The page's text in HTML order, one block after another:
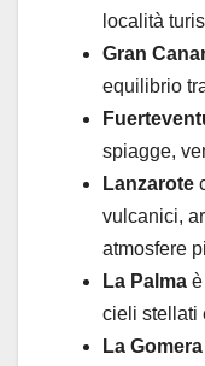
località
Gran
equilibrio
spiagge,
Lanzarote
vulcanici,
atmosfere
La Palma
cieli stellati
La Gomera